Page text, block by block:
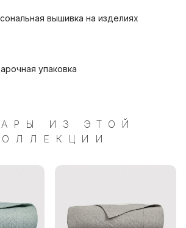
вышивка на изделиях
упаковка
ИЗ ЭТОЙ